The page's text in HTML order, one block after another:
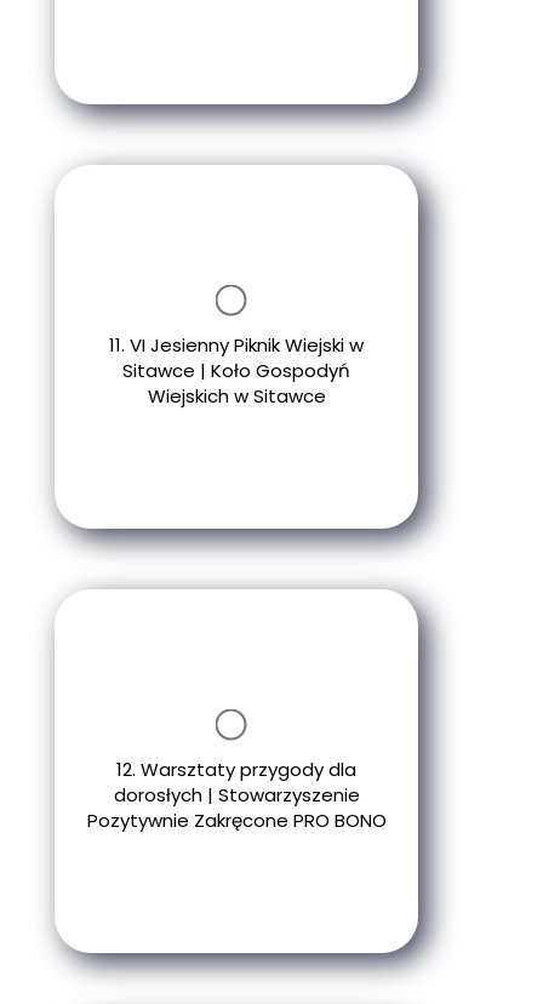
11. VI Jesienny Piknik Wiejski w
Sitawce | Koło Gospodyń
Wiejskich w Sitawce
12. Warsztaty przygody dla
dorosłych | Stowarzyszenie
Pozytywnie Zakręcone PRO BONO